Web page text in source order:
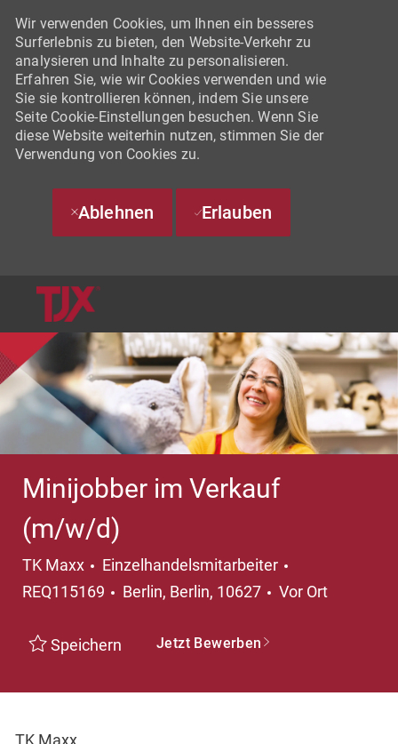
Wir verwenden Cookies, um Ihnen ein besseres
Surferlebnis zu bieten, den Website-Verkehr zu
analysieren und Inhalte zu personalisieren.
Erfahren Sie, wie wir Cookies verwenden und wie
Sie sie kontrollieren können, indem Sie unsere
Seite Cookie-Einstellungen besuchen. Wenn Sie
diese Website weiterhin nutzen, stimmen Sie der
Verwendung von Cookies zu.
Ablehnen Erlauben
Minijobber im Verkauf
(m/w/d)
TK Maxx Kategorie
Einzelhandelsmitarbeiter
REQ115169
Ort
Berlin, Berlin, 10627 Vor Ort
Speichern Jetzt Bewerben
TK Maxx